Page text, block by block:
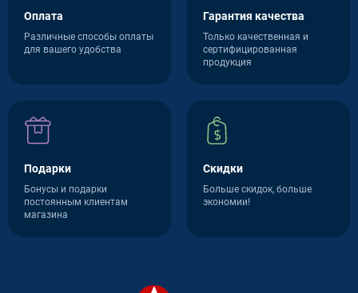
Оплата
Различные способы оплаты
для вашего удобства
Гарантия качества
Только качественная и
сертифицированная
продукция
Подарки
Бонусы и подарки
постоянным клиентам
магазина
Скидки
Больше скидок, больше
экономии!